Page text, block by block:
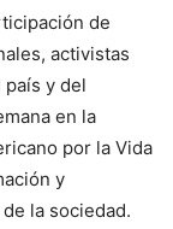
de
activistas
y del
en la
por la Vida
y
la sociedad.